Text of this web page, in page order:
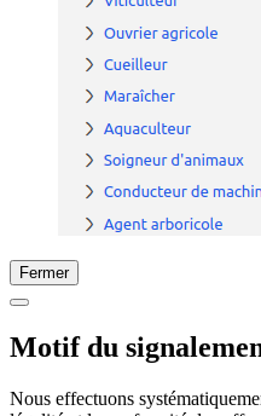
Fermer
Motif du
Nous effectuons